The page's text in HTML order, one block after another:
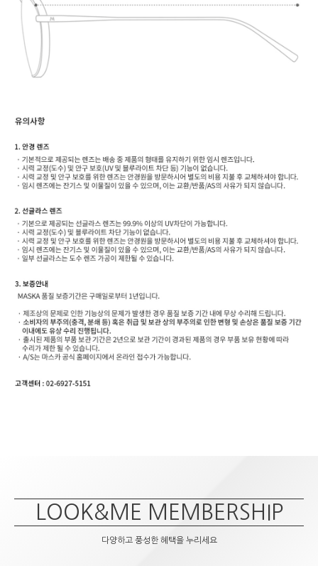
LOOK&ME MEMBERSHIP
다양하고 풍성한 혜택을 누리세요